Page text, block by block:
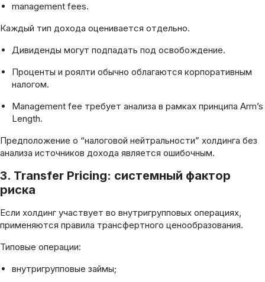
management fees.
Каждый тип дохода оценивается отдельно.
Дивиденды могут подпадать под освобождение.
Проценты и роялти обычно облагаются корпоративным
налогом.
Management fee требует анализа в рамках принципа Arm’s
Length.
Предположение о “налоговой нейтральности” холдинга без
анализа источников дохода является ошибочным.
3. Transfer Pricing: системный фактор
риска
Если холдинг участвует во внутригрупповых операциях,
применяются правила трансфертного ценообразования.
Типовые операции:
внутригрупповые займы;